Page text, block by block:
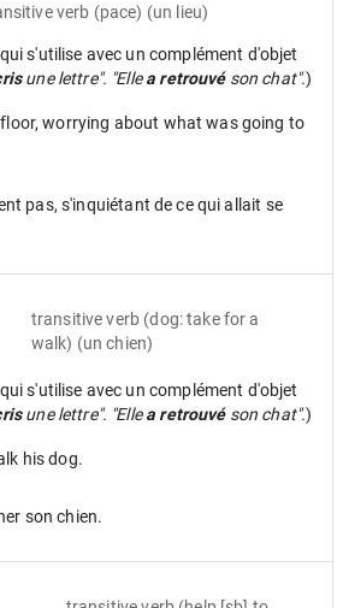
verb (pace) (un lieu)
s'utilise avec un complément d'objet
une lettre". "Ellea retrouvéson chat".)
worrying about what was going to
pas, s'inquiétant de ce qui allait se
transitive verb (dog: take for a
walk) (un chien)
s'utilise avec un complément d'objet
une lettre". "Ellea retrouvéson chat".)
his dog.
son chien.